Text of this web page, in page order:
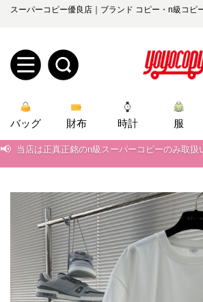
スーパーコピー優良店｜ブランド コピー・n級コピ
規
ユ
登
ロ
グ
ダ
知
yoyocopys@gmail.com
バッグ 財布 時計 服
当店は正真正銘のn級スーパーコピーのみ取
2026春の新作続々更新中！期間中のご注文で
📢 新作入荷！ルイ・ヴィトンスーパーコピー バ